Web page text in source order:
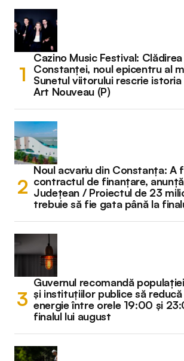
Cazino Music Festival:
Constanței, noul epicentru al
Sunetul viitorului rescrie
Art Nouveau (P)
Noul acvariu din Constanța: A
contractul de finanțare,
Județean / Proiectul de 23
trebuie să fie gata până la
Guvernul recomandă
și instituțiilor publice să
energie între orele 19:00 și
finalul lui august